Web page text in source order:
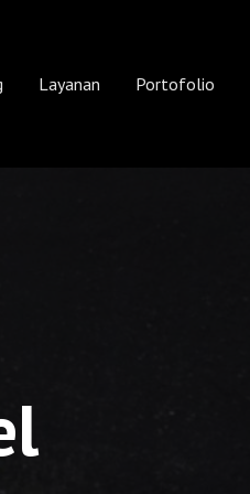
Layanan Portofolio